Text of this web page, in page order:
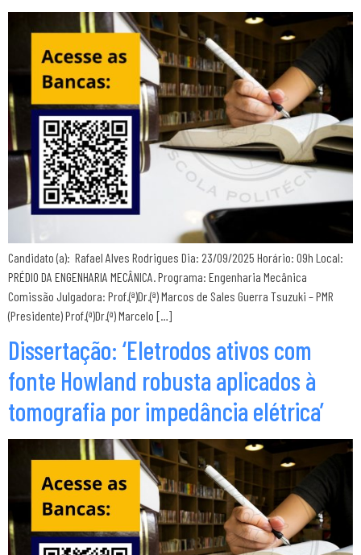
Candidato (a): Rafael Alves Rodrigues Dia: 23/09/2025 Horário: 09h Local:
PRÉDIO DA ENGENHARIA MECÂNICA. Programa: Engenharia Mecânica
Comissão Julgadora: Prof.(ª)Dr.(ª) Marcos de Sales Guerra Tsuzuki – PMR
(Presidente) Prof.(ª)Dr.(ª) Marcelo […]
Dissertação: ‘Eletrodos ativos com
fonte Howland robusta aplicados à
tomografia por impedância elétrica’